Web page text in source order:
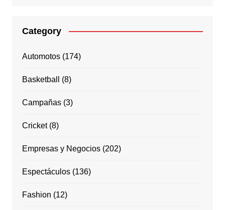
Category
Automotos(174)
Basketball (8)
Campañas(3)
Cricket(8)
Empresas y Negocios(202)
Espectáculos(136)
Fashion (12)